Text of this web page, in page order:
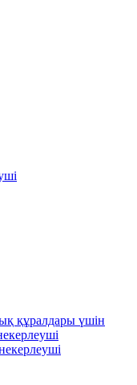
құралдары үшін